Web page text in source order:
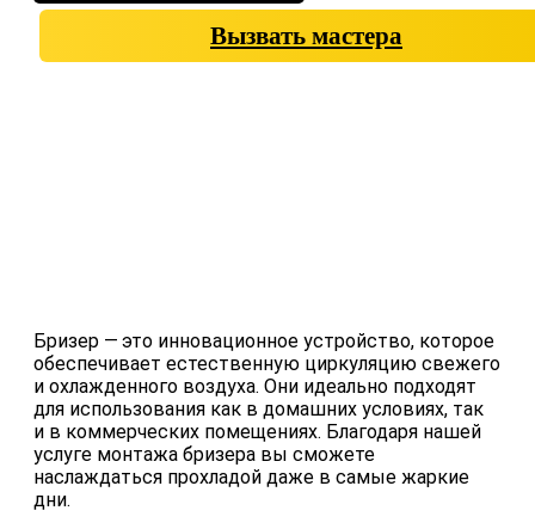
Вызвать мастера
Бризер — это инновационное устройство, которое
обеспечивает естественную циркуляцию свежего
и охлажденного воздуха. Они идеально подходят
для использования как в домашних условиях, так
и в коммерческих помещениях. Благодаря нашей
услуге монтажа бризера вы сможете
наслаждаться прохладой даже в самые жаркие
дни.